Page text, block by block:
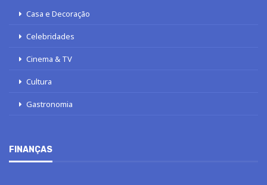
Casa e Decoração
Celebridades
Cinema & TV
Cultura
Gastronomia
FINANÇAS